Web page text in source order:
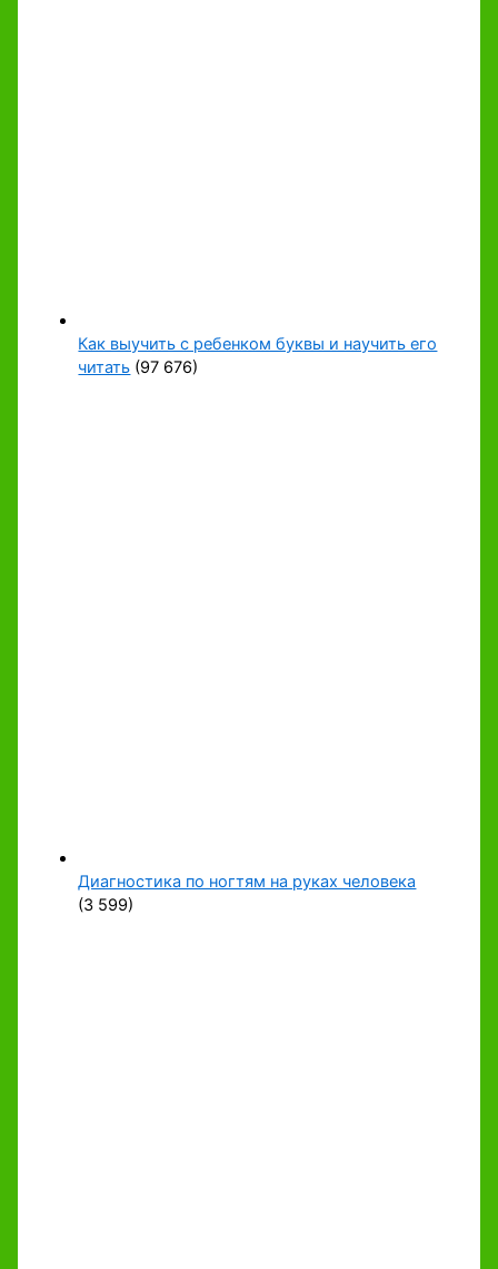
Как выучить с ребенком буквы и научить его
читать (97 676)
Диагностика по ногтям на руках человека
(3 599)